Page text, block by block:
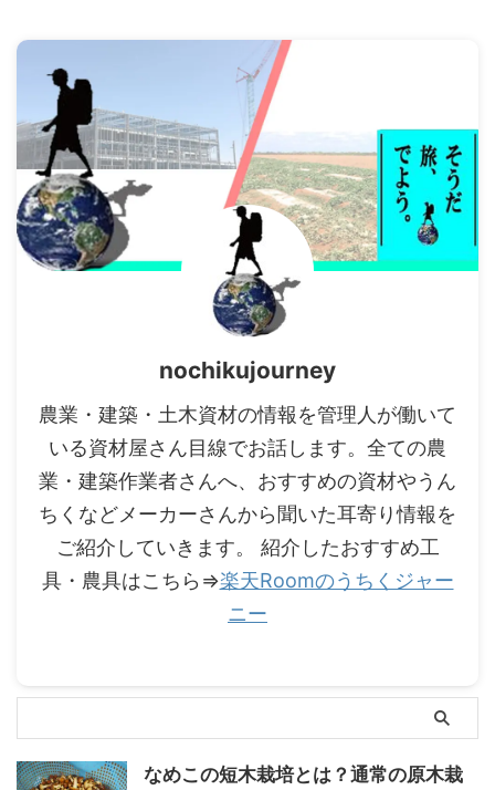
nochikujourney
農業・建築・土木資材の情報を管理人が働いて
いる資材屋さん目線でお話します。全ての農
業・建築作業者さんへ、おすすめの資材やうん
ちくなどメーカーさんから聞いた耳寄り情報を
ご紹介していきます。 紹介したおすすめ工
具・農具はこちら⇒楽天Roomのうちくジャー
ニー
なめこの短木栽培とは？通常の原木栽